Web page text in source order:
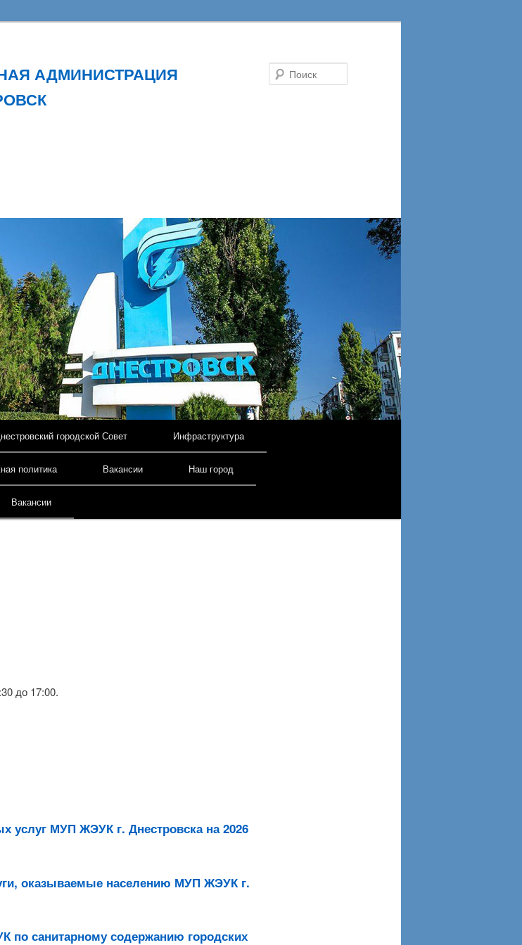
АДМИНИСТРАЦИЯ
городской Совет Инфраструктура
политика Вакансии Наш город
Вакансии
до 17:00.
услуг МУП ЖЭУК г. Днестровска на 2026
оказываемые населению МУП ЖЭУК г.
санитарному содержанию городских